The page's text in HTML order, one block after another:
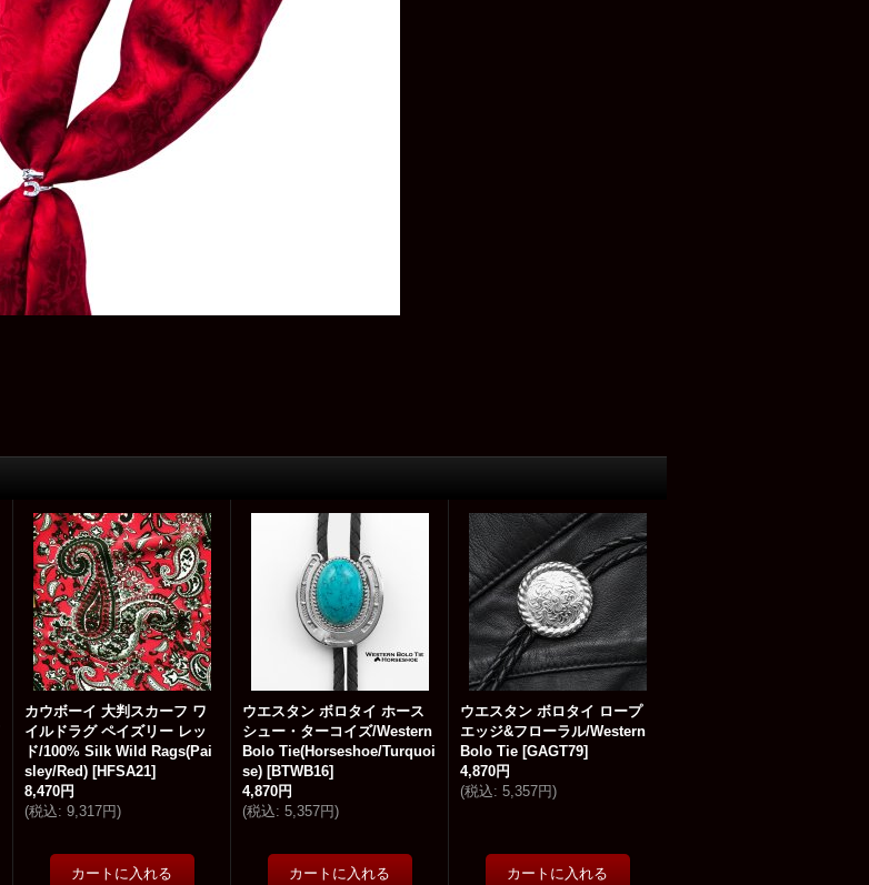
カウボーイ 大判スカーフ ワ
イルドラグ ペイズリー レッ
ド/100% Silk Wild Rags(Pai
sley/Red) [HFSA21]
8,470円
(税込: 9,317円)
ウエスタン ボロタイ ホース
シュー・ターコイズ/Western
Bolo Tie(Horseshoe/Turquoi
se) [BTWB16]
4,870円
(税込: 5,357円)
ウエスタン ボロタイ ロープ
エッジ&フローラル/Western
Bolo Tie [GAGT79]
4,870円
(税込: 5,357円)